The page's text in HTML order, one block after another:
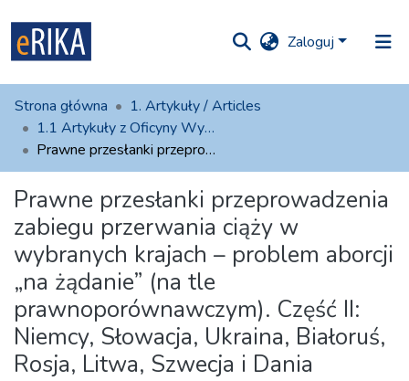
Zaloguj
i
Informacja
Dla autorów
Pomoc
Kontakt
Strona główna
1. Artykuły / Articles
1.1 Artykuły z Oficyny Wydawniczej AFM
Prawne przesłanki przeprowadzenia zabiegu przerwania ciąży w wybranych krajach – problem aborcji „na żądanie” (na tle prawnoporównawczym). Część II: Niemcy, Słowacja, Ukraina, Białoruś, Rosja, Litwa, Szwecja i Dania
Prawne przesłanki przeprowadzenia
zabiegu przerwania ciąży w
wybranych krajach – problem aborcji
„na żądanie” (na tle
prawnoporównawczym). Część II:
Niemcy, Słowacja, Ukraina, Białoruś,
Rosja, Litwa, Szwecja i Dania